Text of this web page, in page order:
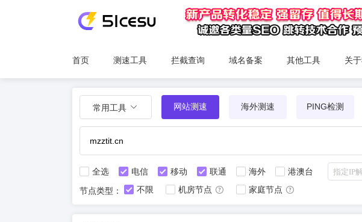
首页 测速工具 拦截查询 域名备案 其他工具 关
常用工具 网站测速 海外测速 PING检测
全选 电信 移动 联通 海外
港澳台
节点类型：
不限 机房节点 家庭节点